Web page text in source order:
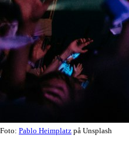
Foto: Pablo Heimplatz på Unsplash